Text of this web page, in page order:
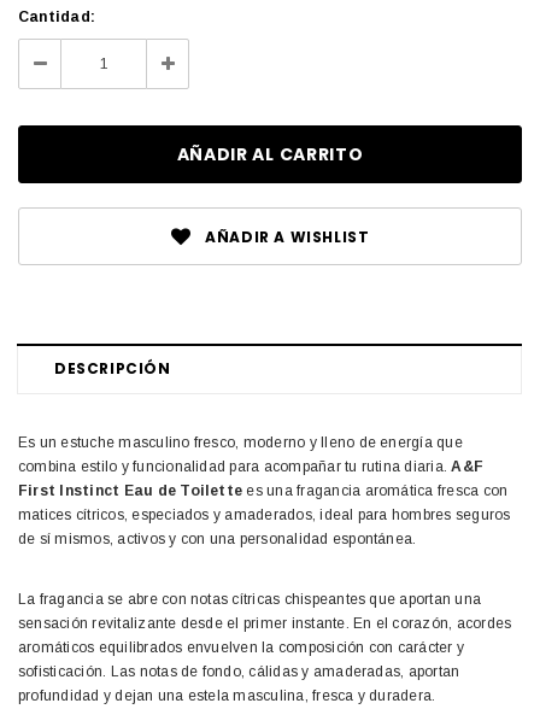
Cantidad
actual
de
Cantidad:
Disminuir
cantidad
undefined
Aumentar
la
cantidad
undefined
AÑADIR A WISHLIST
DESCRIPCIÓN
Es un estuche masculino fresco, moderno y lleno de energía que
combina estilo y funcionalidad para acompañar tu rutina diaria.A&F
First Instinct Eau de Toilette es una fragancia aromática fresca con
matices cítricos, especiados y amaderados, ideal para hombres seguros
de sí mismos, activos y con una personalidad espontánea.
La fragancia se abre con notas cítricas chispeantes que aportan una
sensación revitalizante desde el primer instante. En el corazón, acordes
aromáticos equilibrados envuelven la composición con carácter y
sofisticación. Las notas de fondo, cálidas y amaderadas, aportan
profundidad y dejan una estela masculina, fresca y duradera.